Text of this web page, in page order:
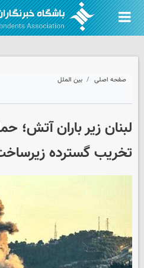
صفحه اصلی بین الملل
لبنان زیر باران آتش؛
تخریب گسترده